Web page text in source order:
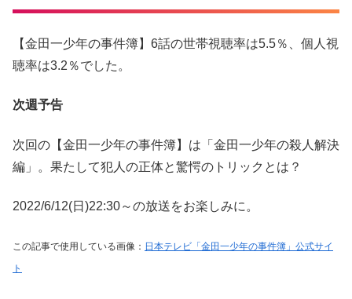
【金田一少年の事件簿】6話の世帯視聴率は5.5％、個人視
聴率は3.2％でした。
次週予告
次回の【金田一少年の事件簿】は「金田一少年の殺人解決
編」。果たして犯人の正体と驚愕のトリックとは？
2022/6/12(日)22:30～の放送をお楽しみに。
この記事で使用している画像： 日本テレビ「金田一少年の事件簿」公式サイ
ト